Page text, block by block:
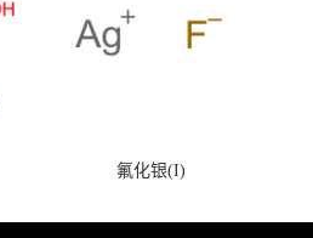
氟化银(I)